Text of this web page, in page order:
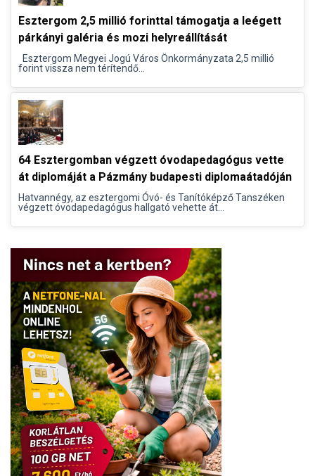
Esztergom 2,5 millió forinttal támogatja a leégett
párkányi galéria és mozi helyreállítását
Esztergom Megyei Jogú Város Önkormányzata 2,5 millió
forint vissza nem térítendő...
64 Esztergomban végzett óvodapedagógus vette
át diplomáját a Pázmány budapesti diplomaátadóján
Hatvannégy, az esztergomi Óvó- és Tanítóképző Tanszéken
végzett óvodapedagógus hallgató vehette át...